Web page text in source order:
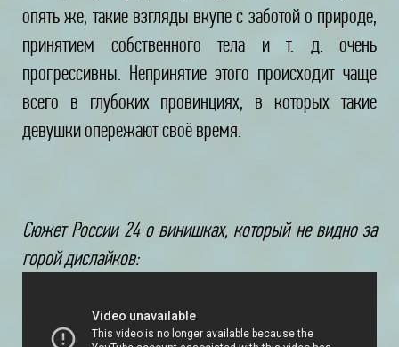
опять же, такие взгляды вкупе с заботой о природе,
принятием собственного тела и т. д. очень
прогрессивны. Непринятие этого происходит чаще
всего в глубоких провинциях, в которых такие
девушки опережают своё время.
Сюжет России 24 о винишках, который не видно за
горой дислайков: